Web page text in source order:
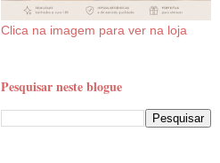
Clica na imagem para ver na loja
Pesquisar neste blogue